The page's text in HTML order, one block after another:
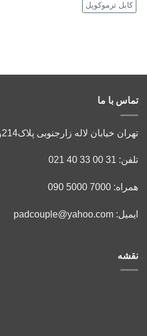
کابل ترموکوپل
تماس با ما
تهران خیابان لاله زارجنوبی پلاک214واحد11
تلفن: 31 00 33 40 021
همراه: 7000 5000 090
ایمیل: padcouple@yahoo.com
نقشه